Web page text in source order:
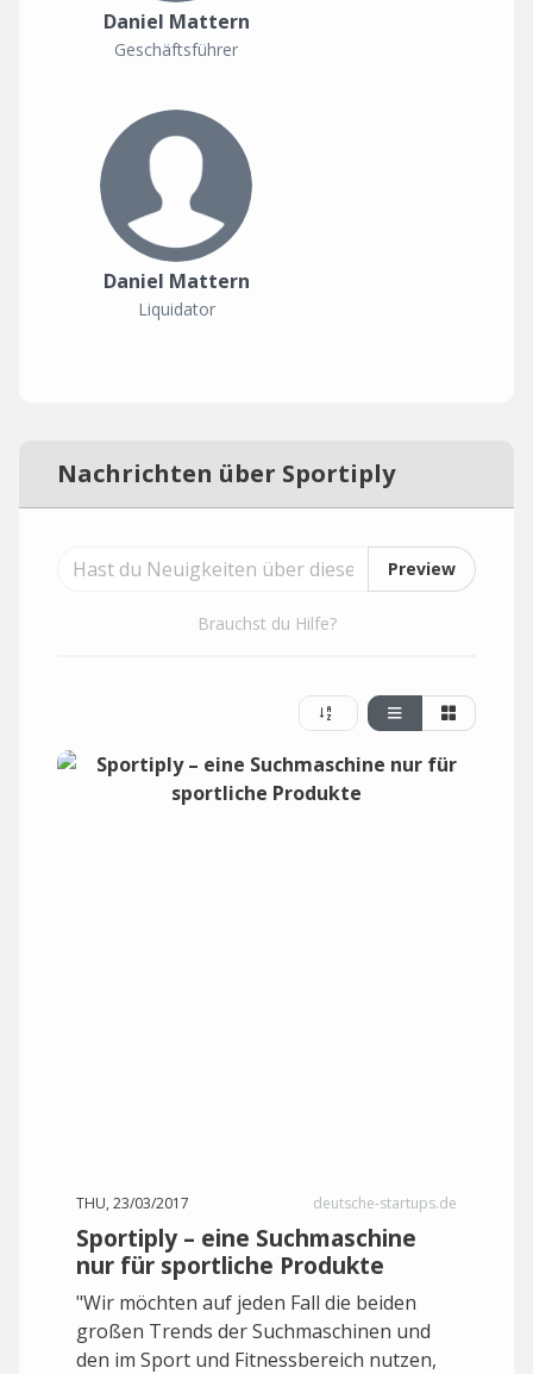
Daniel Mattern
Geschäftsführer
Daniel Mattern
Liquidator
Nachrichten über Sportiply
Preview
Brauchst du Hilfe?
THU, 23/03/2017 deutsche-startups.de
Sportiply – eine Suchmaschine
nur für sportliche Produkte
"Wir möchten auf jeden Fall die beiden
großen Trends der Suchmaschinen und
den im Sport und Fitnessbereich nutzen,